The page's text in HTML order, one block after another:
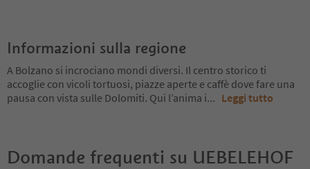
Informazioni sulla regione
A Bolzano si incrociano mondi diversi. Il centro storico ti
accoglie con vicoli tortuosi, piazze aperte e caffè dove fare una
pausa con vista sulle Dolomiti. Qui l’anima i... Leggi tutto
Domande frequenti su UEBELEHOF